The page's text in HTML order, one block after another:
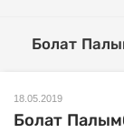
Болат
18.05.2019
Болат